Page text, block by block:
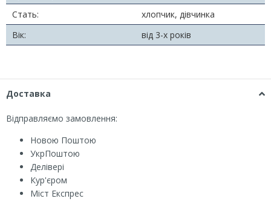
Стать:
хлопчик, дівчинка
Вік:
від 3-х років
Доставка
Відправляємо замовлення:
Новою Поштою
УкрПоштою
Делівері
Кур'єром
Міст Експрес